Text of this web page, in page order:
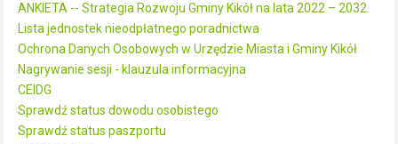
ANKIETA -- Strategia Rozwoju Gminy Kikół na lata 2022 – 2032.
Lista jednostek nieodpłatnego poradnictwa
Ochrona Danych Osobowych w Urzędzie Miasta i Gminy Kikół
Nagrywanie sesji - klauzula informacyjna
CEIDG
Sprawdź status dowodu osobistego
Sprawdź status paszportu